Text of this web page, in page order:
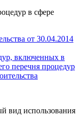
в сфере
от 30.04.2014
включенных в
перечня процедур
вид использования